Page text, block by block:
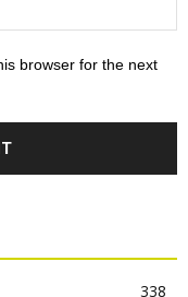
browser for the next
338